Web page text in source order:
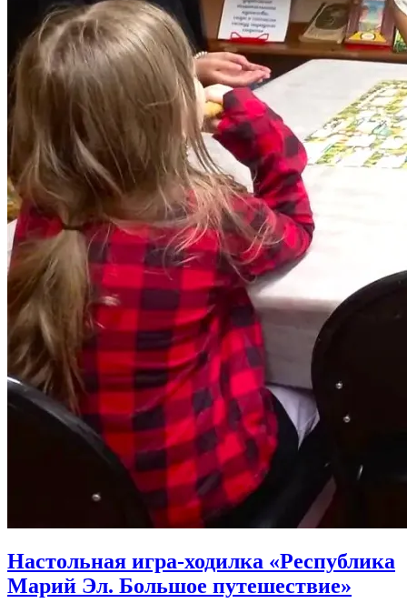
Настольная игра-ходилка «Республика
Марий Эл. Большое путешествие»